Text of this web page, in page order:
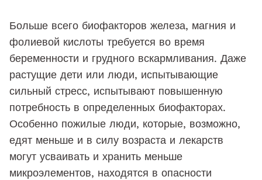
Больше всего биофакторов железа, магния и
фолиевой кислоты требуется во время
беременности и грудного вскармливания. Даже
растущие дети или люди, испытывающие
сильный стресс, испытывают повышенную
потребность в определенных биофакторах.
Особенно пожилые люди, которые, возможно,
едят меньше и в силу возраста и лекарств
могут усваивать и хранить меньше
микроэлементов, находятся в опасности